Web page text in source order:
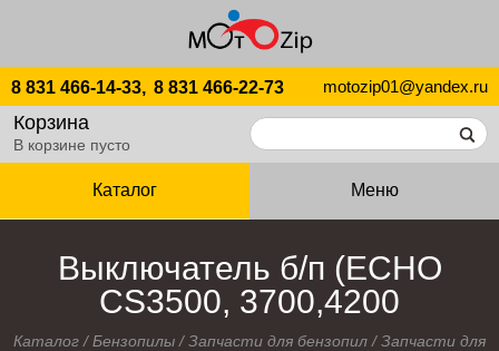
8 831 466-14-33, 8 831 466-22-73 motozip01@yandex.ru
Корзина
В корзине пусто
Каталог Меню
Выключатель б/п (ECHO
CS3500, 3700,4200
Каталог /Бензопилы /Запчасти для бензопил /Запчасти для